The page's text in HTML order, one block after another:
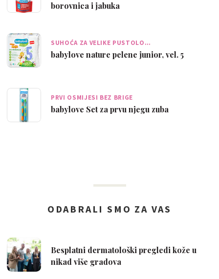
borovnica i jabuka
SUHOĆA ZA VELIKE PUSTOLO…
babylove nature pelene junior, vel. 5
PRVI OSMIJESI BEZ BRIGE
babylove Set za prvu njegu zuba